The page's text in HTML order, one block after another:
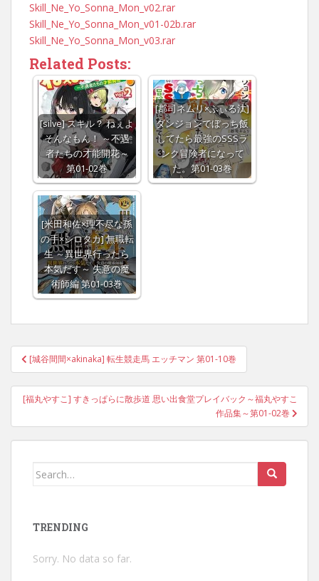
Skill_Ne_Yo_Sonna_Mon_v02.rar
Skill_Ne_Yo_Sonna_Mon_v01-02b.rar
Skill_Ne_Yo_Sonna_Mon_v03.rar
Related Posts:
[silve] スキル？ ねぇよ
そんなもん！ ～不遇
者たちの才能開花～
第01-02巻
[郡司ネムリ×ふぃる汰]
ダンジョンでぼっち飯
してたら最強のSSSラ
ンク冒険者になって
た。第01-03巻
[米田和佐×理不尽な孫
の手×シロタカ] 無職転
生 ～異世界行ったら
本気だす～ 失意の魔
術師編 第01-03巻
Post
navigation
[城谷間間×akinaka] 転生競走馬 エッチマン 第01-10巻
[福丸やすこ] すきっぱらに散歩道 思い出食堂プレイバック～福丸やすこ
作品集～第01-02巻
Search
TRENDING
Sorry. No data so far.